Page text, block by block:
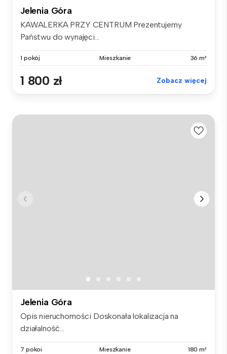
Jelenia Góra
KAWALERKA PRZY CENTRUM Prezentujemy
Państwu do wynajęci...
1 pokój Mieszkanie 36 m²
1 800 zł Zobacz więcej
Jelenia Góra
Opis nieruchomości Doskonała lokalizacja na
działalność...
7 pokoi Mieszkanie 180 m²